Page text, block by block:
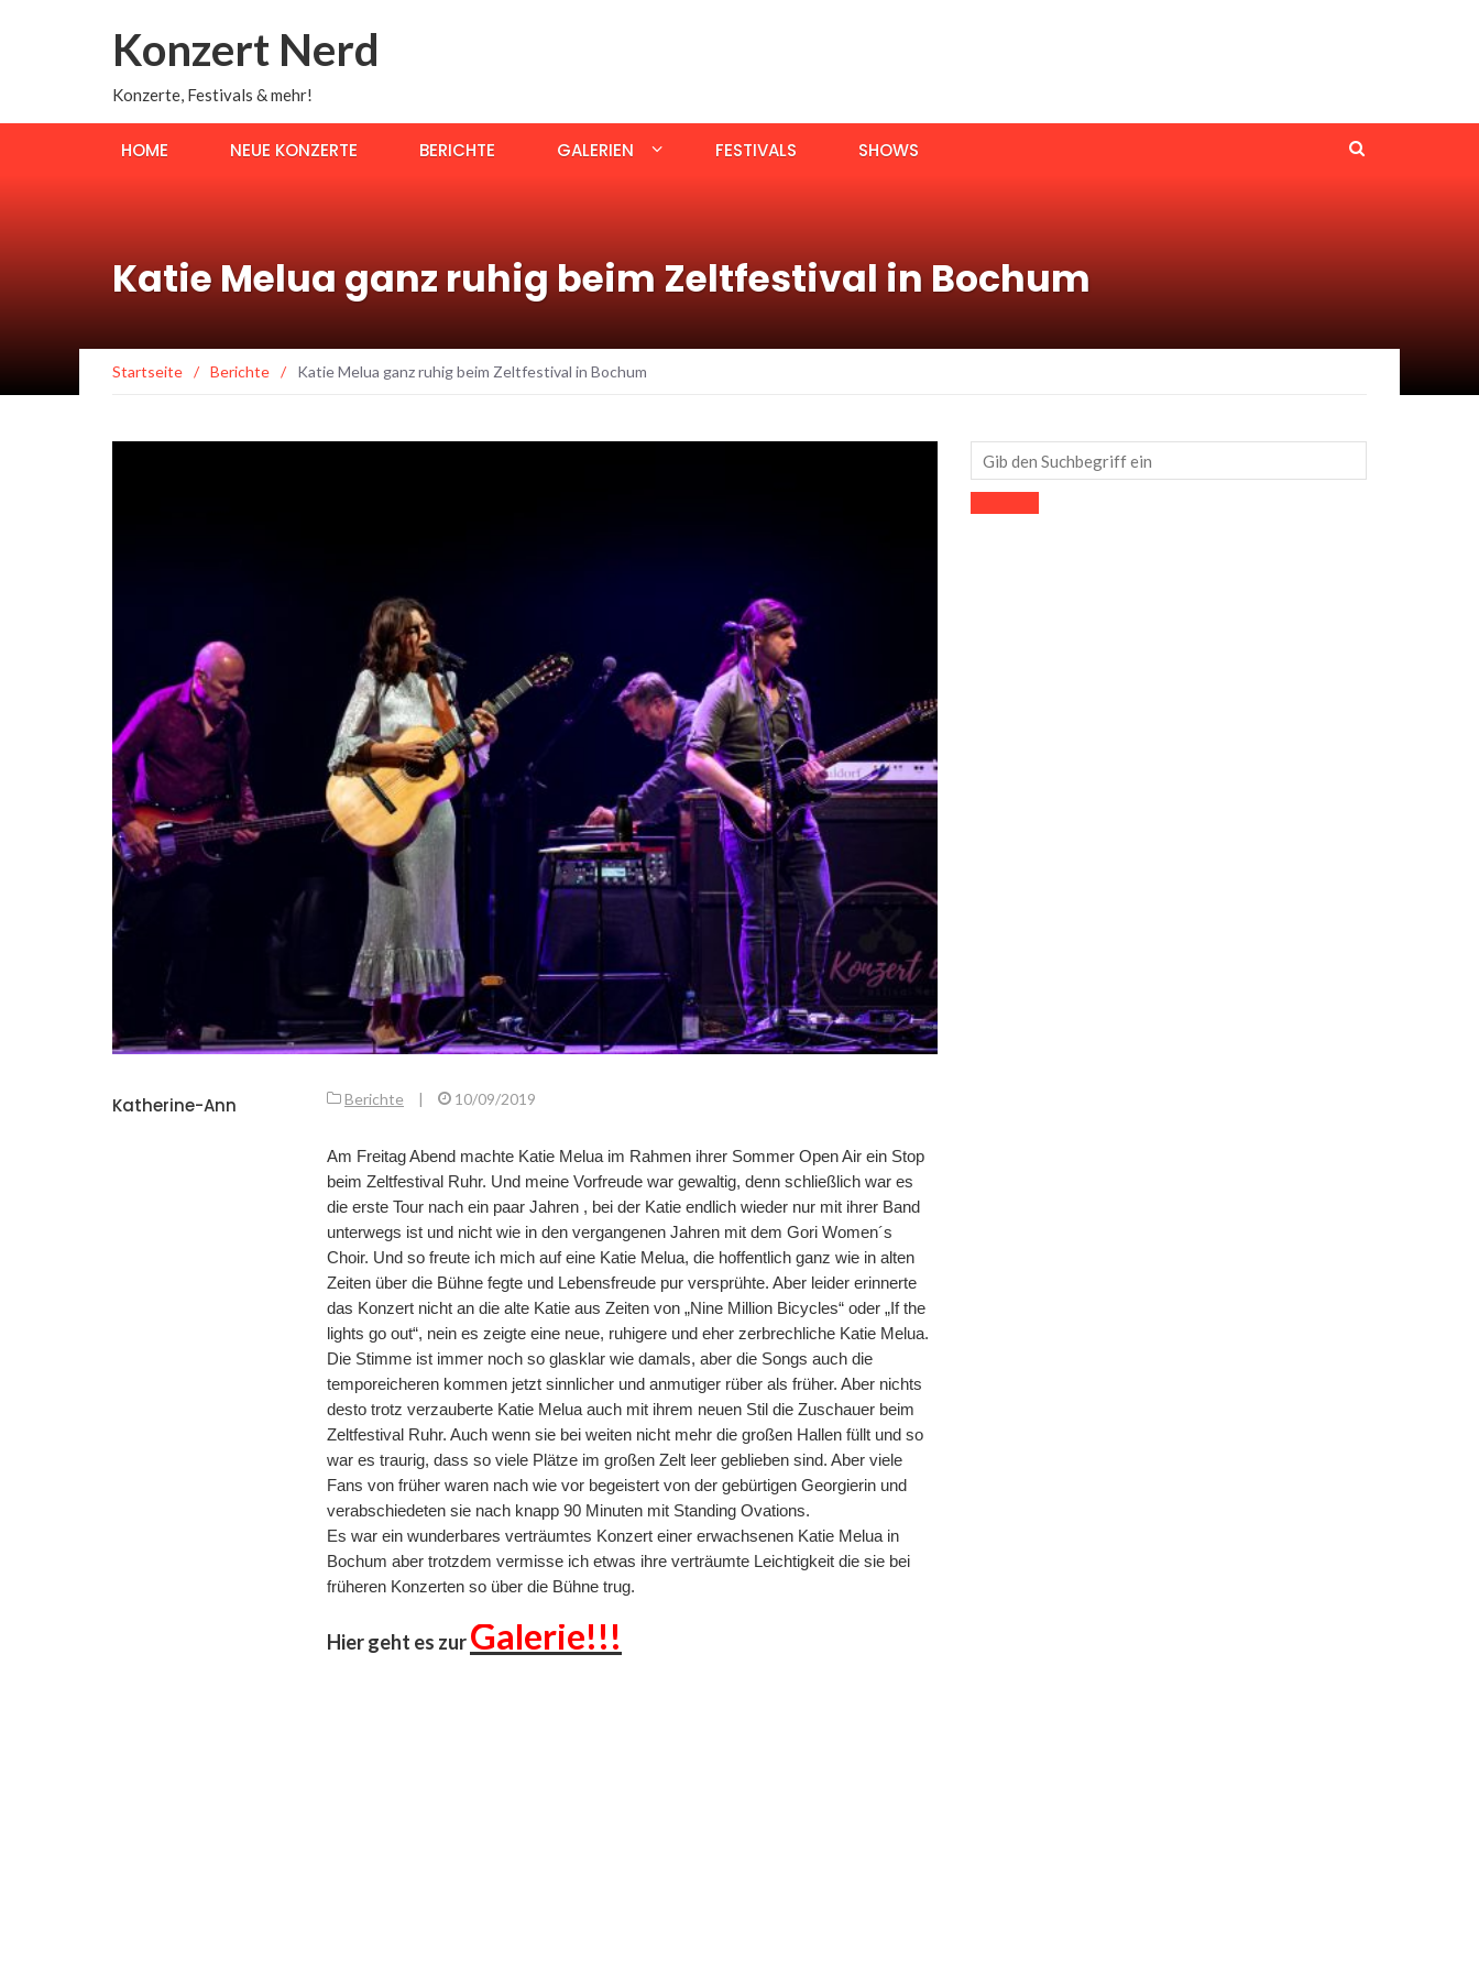
Konzert Nerd
Konzerte, Festivals & mehr!
HOME NEUE KONZERTE BERICHTE GALERIEN FESTIVALS SHOWS
Katie Melua ganz ruhig beim Zeltfestival in Bochum
Startseite / Berichte / Katie Melua ganz ruhig beim Zeltfestival in Bochum
Katherine-Ann Berichte | 10/09/2019
Am Freitag Abend machte Katie Melua im Rahmen ihrer Sommer Open Air ein Stop
beim Zeltfestival Ruhr. Und meine Vorfreude war gewaltig, denn schließlich war es
die erste Tour nach ein paar Jahren , bei der Katie endlich wieder nur mit ihrer Band
unterwegs ist und nicht wie in den vergangenen Jahren mit dem Gori Women´s
Choir. Und so freute ich mich auf eine Katie Melua, die hoffentlich ganz wie in alten
Zeiten über die Bühne fegte und Lebensfreude pur versprühte. Aber leider erinnerte
das Konzert nicht an die alte Katie aus Zeiten von „Nine Million Bicycles“ oder „If the
lights go out“, nein es zeigte eine neue, ruhigere und eher zerbrechliche Katie Melua.
Die Stimme ist immer noch so glasklar wie damals, aber die Songs auch die
temporeicheren kommen jetzt sinnlicher und anmutiger rüber als früher. Aber nichts
desto trotz verzauberte Katie Melua auch mit ihrem neuen Stil die Zuschauer beim
Zeltfestival Ruhr. Auch wenn sie bei weiten nicht mehr die großen Hallen füllt und so
war es traurig, dass so viele Plätze im großen Zelt leer geblieben sind. Aber viele
Fans von früher waren nach wie vor begeistert von der gebürtigen Georgierin und
verabschiedeten sie nach knapp 90 Minuten mit Standing Ovations.
Es war ein wunderbares verträumtes Konzert einer erwachsenen Katie Melua in
Bochum aber trotzdem vermisse ich etwas ihre verträumte Leichtigkeit die sie bei
früheren Konzerten so über die Bühne trug.
Hier geht es zurGalerie!!!